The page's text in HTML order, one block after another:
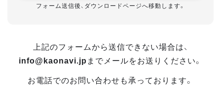
フォーム送信後、ダウンロードページへ移動します。
上記のフォームから送信できない場合は、
info@kaonavi.jp までメールをお送りください。
お電話でのお問い合わせも承っております。